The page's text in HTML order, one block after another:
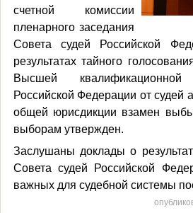
счетной комиссии
пленарного заседания
Совета судей Российской
результатах тайного
Высшей
Российской Федерации от судей
общей юрисдикции взамен
выборам утвержден.
Заслушаны доклады о
Совета судей Российской
важных для судебной системы